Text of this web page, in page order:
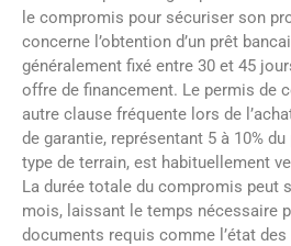
le compromis pour sécuriser son
concerne l’obtention d’un prêt
généralement fixé entre 30 et 45
offre de financement. Le permis de
autre clause fréquente lors de
de garantie, représentant 5 à 10%
type de terrain, est habituellement
La durée totale du compromis peut
mois, laissant le temps nécessaire
documents requis comme l’état des